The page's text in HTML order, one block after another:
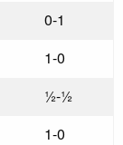
0-1
1-0
½-½
1-0